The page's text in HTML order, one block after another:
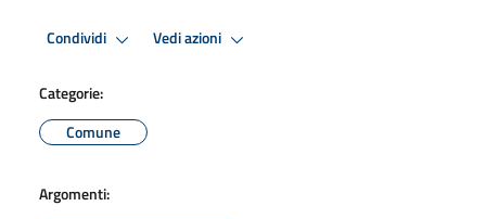
Condividi Vedi azioni
Categorie:
Comune
Argomenti: